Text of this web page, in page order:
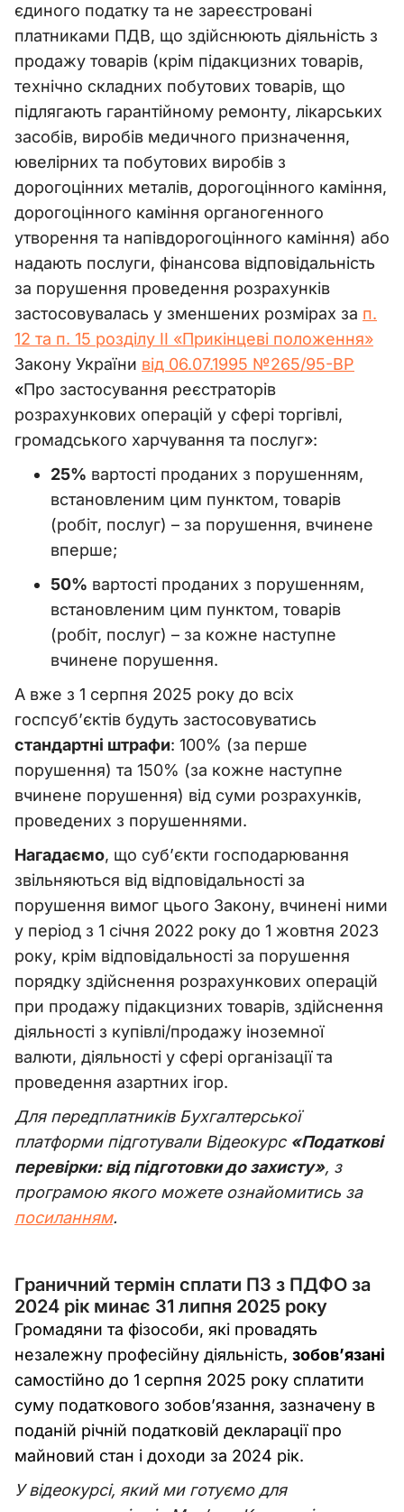
єдиного податку та не зареєстровані
платниками ПДВ, що здійснюють діяльність з
продажу товарів (крім підакцизних товарів,
технічно складних побутових товарів, що
підлягають гарантійному ремонту, лікарських
засобів, виробів медичного призначення,
ювелірних та побутових виробів з
дорогоцінних металів, дорогоцінного каміння,
дорогоцінного каміння органогенного
утворення та напівдорогоцінного каміння) або
надають послуги, фінансова відповідальність
за порушення проведення розрахунків
застосовувалась у зменшених розмірах за п.
12 та п. 15 розділу ІІ «Прикінцеві положення»
Закону України від 06.07.1995 №265/95-ВР
«Про застосування реєстраторів
розрахункових операцій у сфері торгівлі,
громадського харчування та послуг»:
25% вартості проданих з порушенням,
встановленим цим пунктом, товарів
(робіт, послуг) – за порушення, вчинене
вперше;
50% вартості проданих з порушенням,
встановленим цим пунктом, товарів
(робіт, послуг) – за кожне наступне
вчинене порушення.
А вже з 1 серпня 2025 року до всіх
госпсуб’єктів будуть застосовуватись
стандартні штрафи: 100% (за перше
порушення) та 150% (за кожне наступне
вчинене порушення) від суми розрахунків,
проведених з порушеннями.
Нагадаємо, що суб’єкти господарювання
звільняються від відповідальності за
порушення вимог цього Закону, вчинені ними
у період з 1 січня 2022 року до 1 жовтня 2023
року, крім відповідальності за порушення
порядку здійснення розрахункових операцій
при продажу підакцизних товарів, здійснення
діяльності з купівлі/продажу іноземної
валюти, діяльності у сфері організації та
проведення азартних ігор.
Для передплатників Бухгалтерської
платформи підготували Відеокурс «Податкові
перевірки: від підготовки до захисту», з
програмою якого можете ознайомитись за
посиланням.
Граничний термін сплати ПЗ з ПДФО за
2024 рік минає 31 липня 2025 року
Громадяни та фізособи, які провадять
незалежну професійну діяльність, зобов’язані
самостійно до 1 серпня 2025 року сплатити
суму податкового зобов’язання, зазначену в
поданій річній податковій декларації про
майновий стан і доходи за 2024 рік.
У відеокурсі, який ми готуємо для